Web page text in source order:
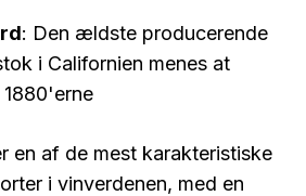
: Den ældste producerende
i Californien menes at
en af de mest karakteristiske
i vinverdenen, med en